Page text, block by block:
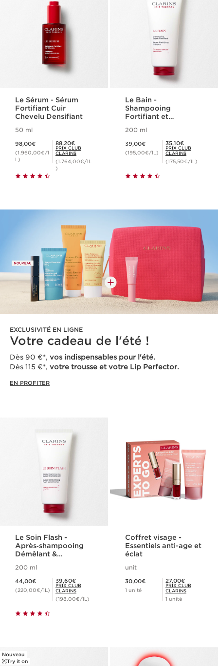
Le Sérum - Sérum
Fortifiant Cuir
Chevelu Densifiant
50 ml
98,00€
(1.960,00€/1
L)
Prix Club Clarins 88,20€
88,20€
PRIX CLUB
CLARINS
(1.764,00€/1L
)
Le Bain -
Shampooing
Fortifiant et
200 ml
39,00€
(195,00€/1L)
Prix Club Clarins 35,10€
35,10€
PRIX CLUB
CLARINS
(175,50€/1L)
EXCLUSIVITÉ EN LIGNE
Votre cadeau de l'été !
Dès 90 €*, vos indispensables pour l'été.
Dès 115 €*, votre trousse et votre Lip Perfector.
EN PROFITER
Le Soin Flash -
Après‑shampooing
Démêlant &
200 ml
44,00€
(220,00€/1L)
Prix Club Clarins 39,60€
39,60€
PRIX CLUB
CLARINS
(198,00€/1L)
Coffret visage -
Essentiels anti-age et
éclat
unit
30,00€
1 unité
Prix Club Clarins 27,00€
27,00€
PRIX CLUB
CLARINS
1 unité
Nouveau
Try it on